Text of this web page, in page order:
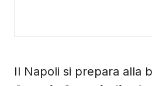
Il Napoli si prepara alla